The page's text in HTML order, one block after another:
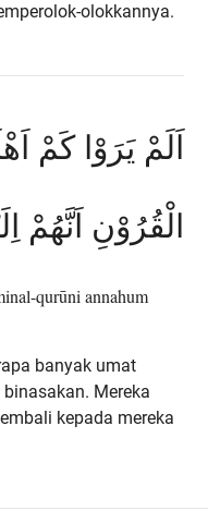
olokkannya.
اَلَمْ يَرَوْا كَمْ
الْقُرُوْنِ اَنَّهُمْ
qurūni annahum
banyak umat
Mereka
kepada mereka